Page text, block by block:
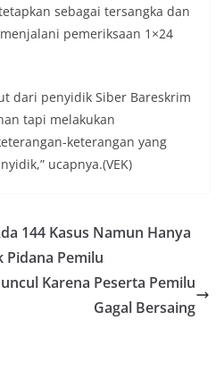
sebagai tersangka dan
pemeriksaan 1×24
dari penyidik Siber Bareskrim
tapi melakukan
keterangan yang
ucapnya.(VEK)
144 Kasus Namun Hanya
Pidana Pemilu
Karena Peserta Pemilu
Gagal Bersaing